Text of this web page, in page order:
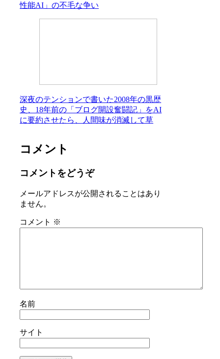
性能AI」の不毛な争い
深夜のテンションで書いた2008年の黒歴
史、18年前の「ブログ開設奮闘記」をAI
に要約させたら、人間味が消滅して草
コメント
コメントをどうぞ
メールアドレスが公開されることはあり
ません。
コメント ※
名前
サイト